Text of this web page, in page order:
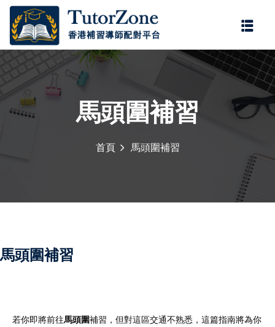
馬頭圍補習
首頁 馬頭圍補習
馬頭圍補習
若你即將前往馬頭圍補習，但對這區交通不熟悉，這篇指南將為你
登錄